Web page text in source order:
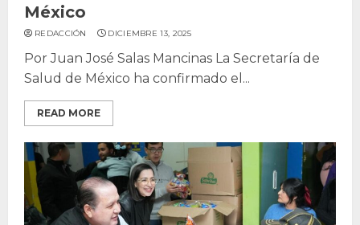
México
REDACCIÓN DICIEMBRE 13, 2025
Por Juan José Salas Mancinas La Secretaría de
Salud de México ha confirmado el...
READ MORE